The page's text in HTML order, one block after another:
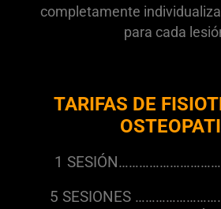
completamente
para cada
TARIFAS DE
1
5 SESIONES